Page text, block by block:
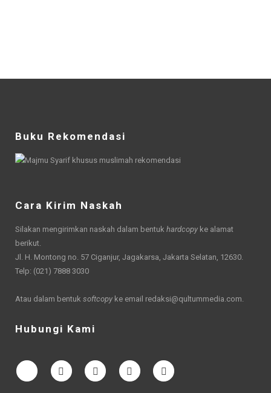
Buku Rekomendasi
Cara Kirim Naskah
Silakan mengirimkan naskah dalam bentuk hardcopy ke alamat
berikut.
Jl. H. Montong no. 57 Ciganjur, Jagakarsa, Jakarta Selatan, 12630.
Telp: (021) 7888 3030
Atau dalam bentuk softcopy ke email redaksi@qultummedia.com.
Hubungi Kami